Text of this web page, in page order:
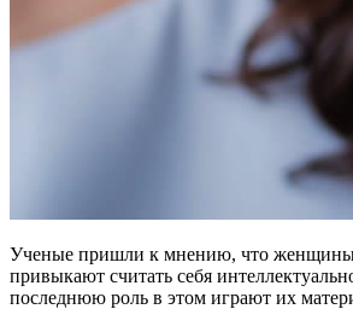
Ученые пришли к мнению, что женщины
привыкают считать себя
последнюю роль в этом играют их